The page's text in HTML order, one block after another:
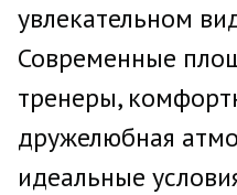
увлекательном
Современные
тренеры,
дружелюбная
идеальные